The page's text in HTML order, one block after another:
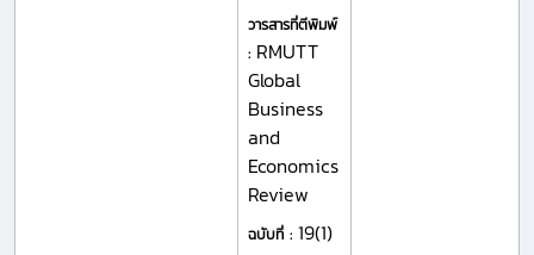
วารสารที่ตีพิมพ์
: RMUTT
Global
Business
and
Economics
Review
ฉบับที่ : 19(1)